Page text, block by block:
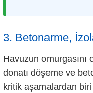
3. Betonarme,
Havuzun
donatı döşeme ve
kritik aşamalardan